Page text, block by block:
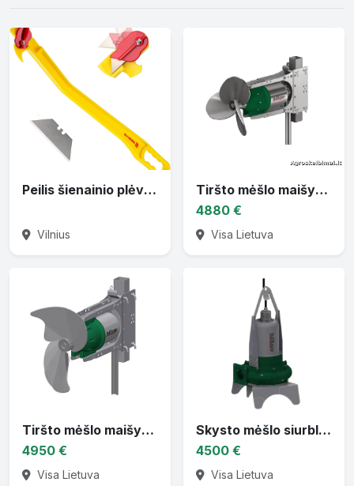
Peilis šienainio plėvelei ir tinkleliui nupjauti
Vilnius
Tiršto mėšlo maišytuvas TMR 3D
4880 €
Visa Lietuva
Tiršto mėšlo maišytuvas TMR 3 DL
4950 €
Visa Lietuva
Skysto mėšlo siurblys su panardinamu varikliu TMPF3
4500 €
Visa Lietuva